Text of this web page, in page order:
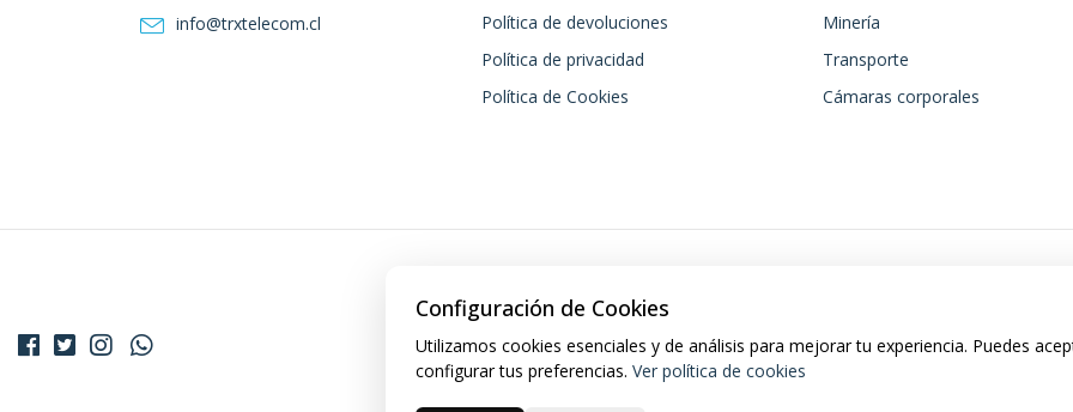
info@trxtelecom.cl
Política de devoluciones
Política de privacidad
Política de Cookies
Minería
Transporte
Cámaras corporales
Configuración de Cookies
Utilizamos cookies esenciales y de análisis para mejorar tu experiencia. Puedes
configurar tus preferencias. Ver política de cookies